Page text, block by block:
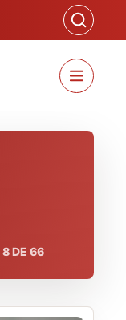
8DE 66